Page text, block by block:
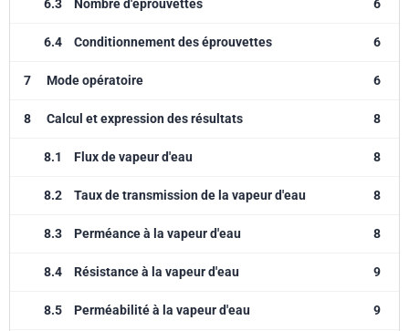
6.3 Nombre d'éprouvettes 6
6.4 Conditionnement des éprouvettes 6
7 Mode opératoire 6
8 Calcul et expression des résultats 8
8.1 Flux de vapeur d'eau 8
8.2 Taux de transmission de la vapeur d'eau 8
8.3 Perméance à la vapeur d'eau 8
8.4 Résistance à la vapeur d'eau 9
8.5 Perméabilité à la vapeur d'eau 9